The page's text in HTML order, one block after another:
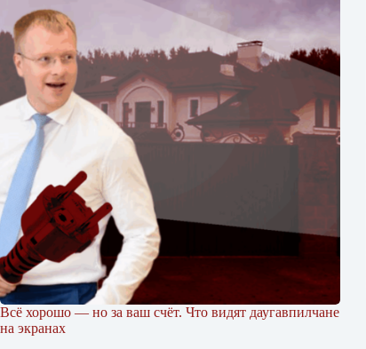
Всё хорошо — но за ваш счёт. Что видят даугавпилчане
на экранах